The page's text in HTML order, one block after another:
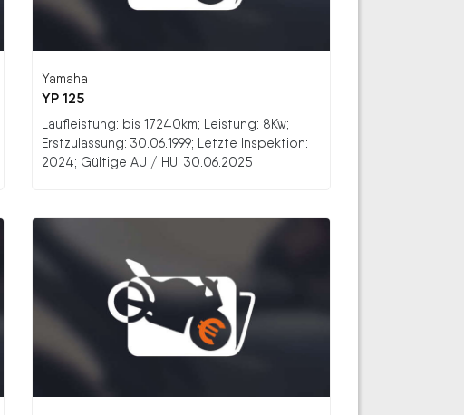
Yamaha
YP 125
Laufleistung: bis 17240km; Leistung: 8Kw;
Erstzulassung: 30.06.1999; Letzte Inspektion:
2024; Gültige AU / HU: 30.06.2025